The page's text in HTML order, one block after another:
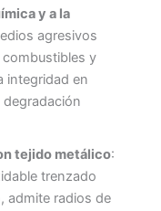
y a la
agresivos
y
integridad en
tejido metálico:
trenzado
admite radios de